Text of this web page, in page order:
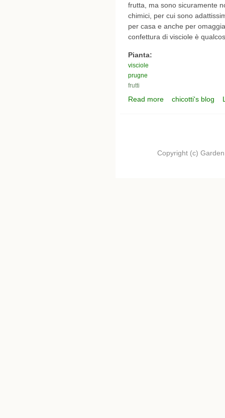
frutta, ma sono sicuramente
chimici, per cui sono
per casa e anche per
confettura di visciole è
Pianta:
visciole
prugne
frutti
Read more about Frutta per
chicotti's blog
Copyright (c)